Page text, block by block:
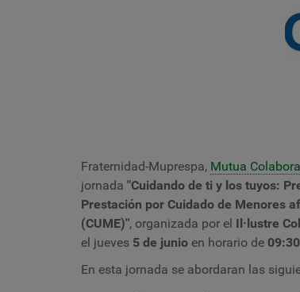
Fraternidad-Muprespa, Mutua
jornada "Cuidando de ti y los tuyos:
Prestación por Cuidado de Menores
(CUME)", organizada por el Il·lustre
el jueves 5 de junio en horario de
En esta jornada se abordaran las